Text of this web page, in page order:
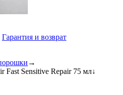
Гарантия и возврат
→
Fast Sensitive Repair 75 мл↓